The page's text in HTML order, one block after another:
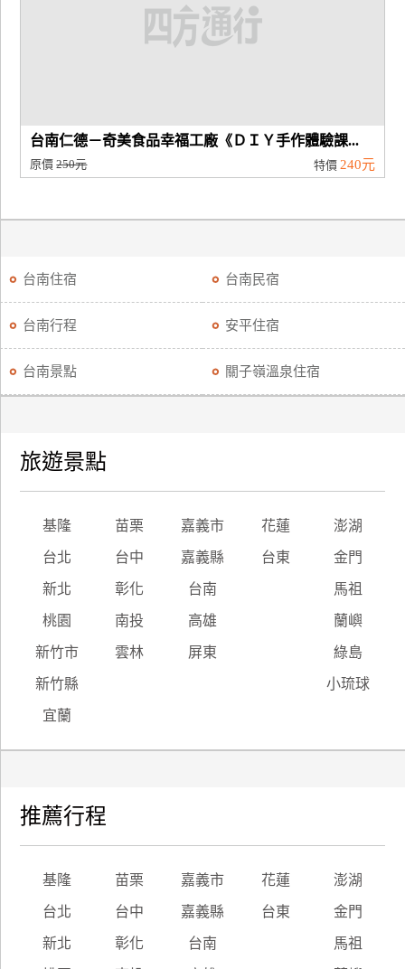
台南仁德－奇美食品幸福工廠《ＤＩＹ手作體驗課...
原價250元 特價 240元
台南住宿 台南民宿
台南行程 安平住宿
台南景點 關子嶺溫泉住宿
旅遊景點
基隆 苗栗 嘉義市 花蓮 澎湖
台北 台中 嘉義縣 台東 金門
新北 彰化 台南 馬祖
桃園 南投 高雄 蘭嶼
新竹市 雲林 屏東 綠島
新竹縣 小琉球
宜蘭
推薦行程
基隆 苗栗 嘉義市 花蓮 澎湖
台北 台中 嘉義縣 台東 金門
新北 彰化 台南 馬祖